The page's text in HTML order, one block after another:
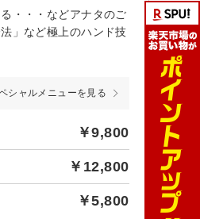
・・・などアナタのご
」など極上のハンド技
シャルメニューを見る
￥9,800
￥12,800
￥5,800